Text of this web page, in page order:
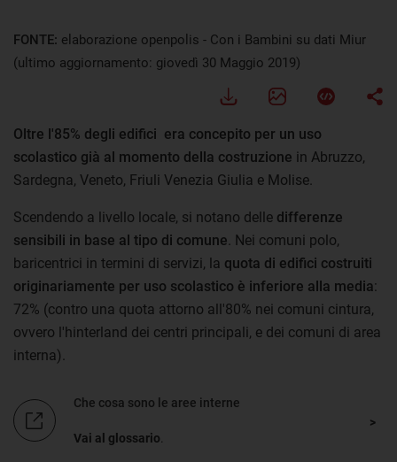
FONTE: elaborazione openpolis - Con i Bambini su dati Miur
(ultimo aggiornamento: giovedì 30 Maggio 2019)
Oltre l'85% degli edifici era concepito per un uso
scolastico già al momento della costruzione in Abruzzo,
Sardegna, Veneto, Friuli Venezia Giulia e Molise.
Scendendo a livello locale, si notano delle differenze
sensibili in base al tipo di comune. Nei comuni polo,
baricentrici in termini di servizi, la quota di edifici costruiti
originariamente per uso scolastico è inferiore alla media:
72% (contro una quota attorno all'80% nei comuni cintura,
ovvero l'hinterland dei centri principali, e dei comuni di area
interna).
Che cosa sono le aree interne
Vai al glossario